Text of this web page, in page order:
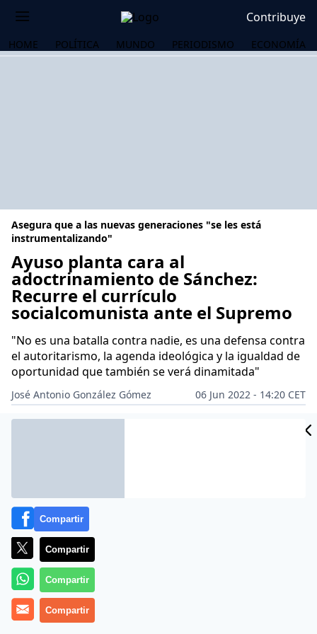
Contribuye
HOME POLÍTICA MUNDO PERIODISMO ECONOMÍA
Asegura que a las nuevas generaciones "se les está
instrumentalizando"
Ayuso planta cara al
adoctrinamiento de Sánchez:
Recurre el currículo
socialcomunista ante el Supremo
"No es una batalla contra nadie, es una defensa contra
el autoritarismo, la agenda ideológica y la igualdad de
oportunidad que también se verá dinamitada"
José Antonio González Gómez
06 Jun 2022 - 14:20 CET
Archivado en:
Compartir
Compartir
Compartir
Compartir